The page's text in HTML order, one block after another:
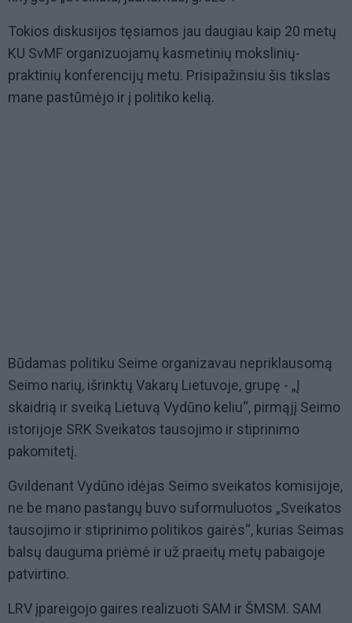
Tokios diskusijos tęsiamos jau daugiau kaip 20 metų
KU SvMF organizuojamų kasmetinių mokslinių-
praktinių konferencijų metu. Prisipažinsiu šis tikslas
mane pastūmėjo ir į politiko kelią.
Būdamas politiku Seime organizavau nepriklausomą
Seimo narių, išrinktų Vakarų Lietuvoje, grupę - „Į
skaidrią ir sveiką Lietuvą Vydūno keliu“, pirmąjį Seimo
istorijoje SRK Sveikatos tausojimo ir stiprinimo
pakomitetį.
Gvildenant Vydūno idėjas Seimo sveikatos komisijoje,
ne be mano pastangų buvo suformuluotos „Sveikatos
tausojimo ir stiprinimo politikos gairės“, kurias Seimas
balsų dauguma priėmė ir už praeitų metų pabaigoje
patvirtino.
LRV įpareigojo gaires realizuoti SAM ir ŠMSM. SAM